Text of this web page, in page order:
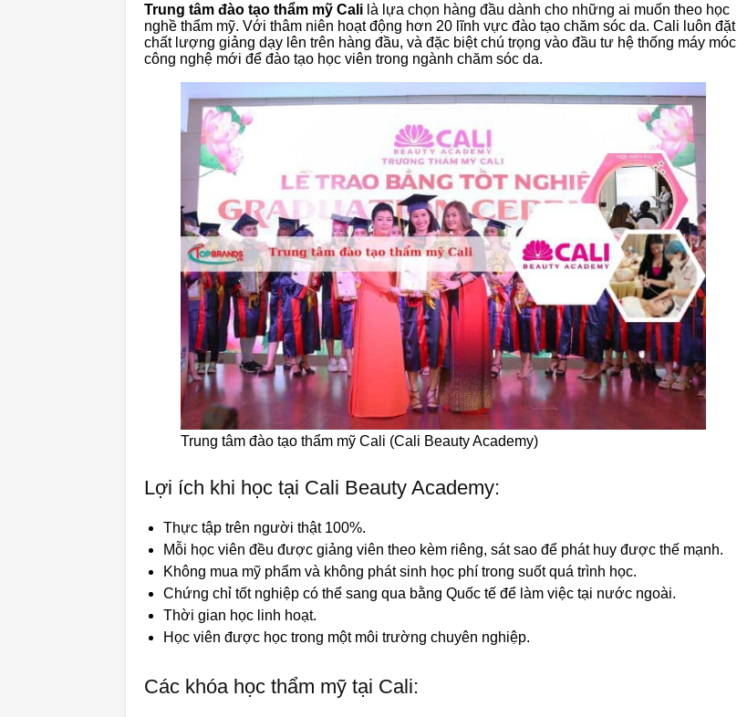
Trung tâm đào tạo thẩm mỹ Cali là lựa chọn hàng đầu dành cho những ai muốn theo học
nghề thẩm mỹ. Với thâm niên hoạt động hơn 20 lĩnh vực đào tạo chăm sóc da. Cali luôn đặt
chất lượng giảng dạy lên trên hàng đầu, và đặc biệt chú trọng vào đầu tư hệ thống máy móc
công nghệ mới để đào tạo học viên trong ngành chăm sóc da.
Trung tâm đào tạo thẩm mỹ Cali (Cali Beauty Academy)
Lợi ích khi học tại Cali Beauty Academy:
Thực tập trên người thật 100%.
Mỗi học viên đều được giảng viên theo kèm riêng, sát sao để phát huy được thế mạnh.
Không mua mỹ phẩm và không phát sinh học phí trong suốt quá trình học.
Chứng chỉ tốt nghiệp có thể sang qua bằng Quốc tế để làm việc tại nước ngoài.
Thời gian học linh hoạt.
Học viên được học trong một môi trường chuyên nghiệp.
Các khóa học thẩm mỹ tại Cali: